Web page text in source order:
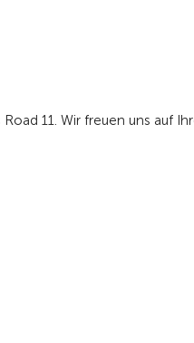
11. Wir freuen uns auf